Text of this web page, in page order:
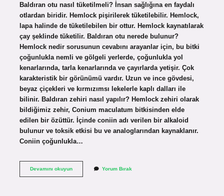
Baldıran otu nasıl tüketilmeli? İnsan sağlığına en faydalı
otlardan biridir. Hemlock pişirilerek tüketilebilir. Hemlock,
lapa halinde de tüketilebilen bir ottur. Hemlock kaynatılarak
çay şeklinde tüketilir. Baldıran otu nerede bulunur?
Hemlock nedir sorusunun cevabını arayanlar için, bu bitki
çoğunlukla nemli ve gölgeli yerlerde, çoğunlukla yol
kenarlarında, tarla kenarlarında ve çayırlarda yetişir. Çok
karakteristik bir görünümü vardır. Uzun ve ince gövdesi,
beyaz çiçekleri ve kırmızımsı lekelerle kaplı dalları ile
bilinir. Baldıran zehiri nasıl yapılır? Hemlock zehiri olarak
bildiğimiz zehir, Conium maculatum bitkisinden elde
edilen bir özüttür. İçinde coniin adı verilen bir alkaloid
bulunur ve toksik etkisi bu ve analoglarından kaynaklanır.
Coniin çoğunlukla…
Devamını okuyunBaldıran
Yorum Bırak